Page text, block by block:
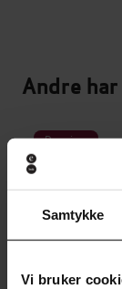
Samtykke
Vi bruker
Andre
Premium